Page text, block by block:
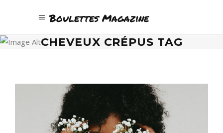
Boulettes Magazine
CHEVEUX CRÉPUS TAG